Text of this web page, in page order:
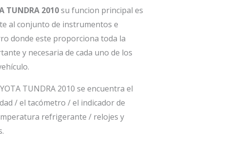
TUNDRA 2010su funcion principal es
al conjunto de instrumentos e
donde este proporciona toda la
y necesaria de cada uno de los
TUNDRA 2010 se encuentra el
/ el tacómetro / el indicador de
refrigerante / relojes y